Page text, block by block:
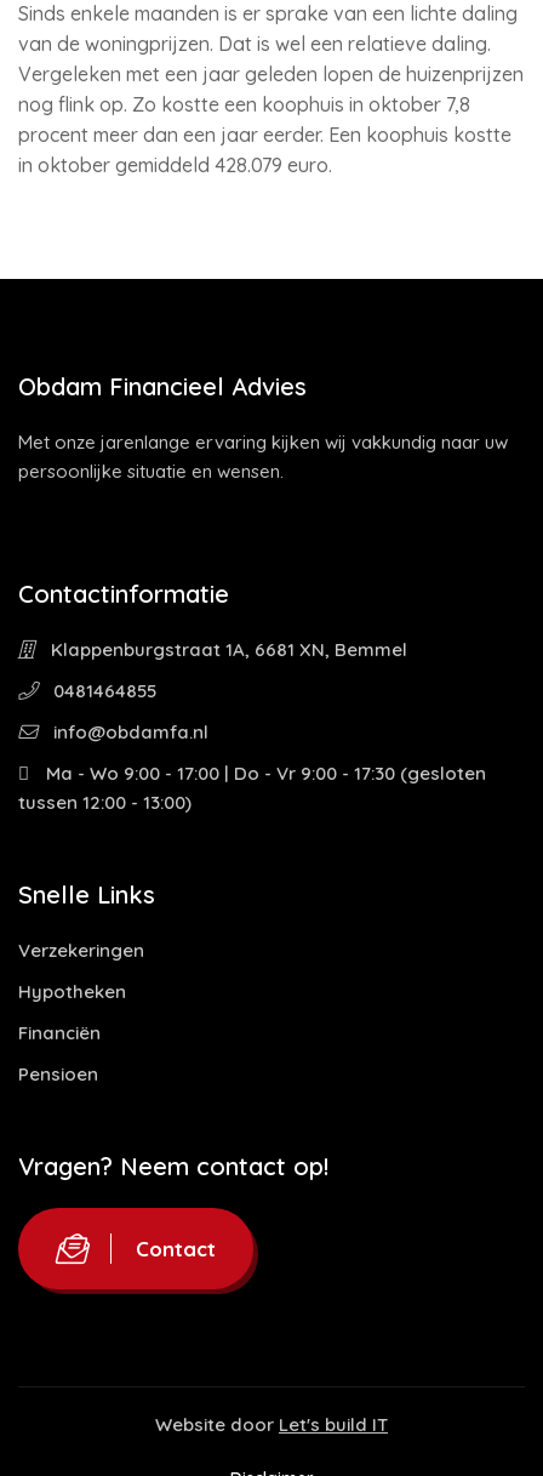
Sinds enkele maanden is er sprake van een lichte daling
van de woningprijzen. Dat is wel een relatieve daling.
Vergeleken met een jaar geleden lopen de huizenprijzen
nog flink op. Zo kostte een koophuis in oktober 7,8
procent meer dan een jaar eerder. Een koophuis kostte
in oktober gemiddeld 428.079 euro.
Obdam Financieel Advies
Met onze jarenlange ervaring kijken wij vakkundig naar uw
persoonlijke situatie en wensen.
Contactinformatie
Klappenburgstraat 1A, 6681 XN, Bemmel
0481464855
info@obdamfa.nl
Ma - Wo 9:00 - 17:00 | Do - Vr 9:00 - 17:30 (gesloten
tussen 12:00 - 13:00)
Snelle Links
Verzekeringen
Hypotheken
Financiën
Pensioen
Vragen? Neem contact op!
Contact
Website door Let's build IT